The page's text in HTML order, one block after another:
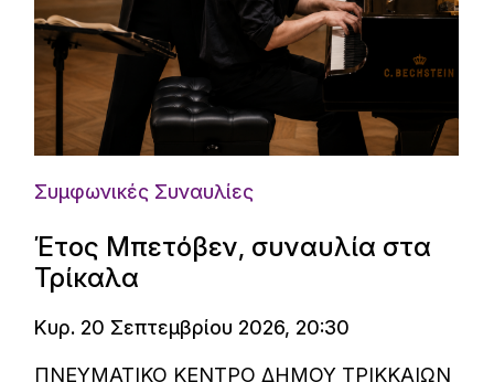
Συμφωνικές Συναυλίες
Έτος Μπετόβεν, συναυλία στα
Τρίκαλα
Κυρ. 20 Σεπτεμβρίου 2026, 20:30
ΠΝΕΥΜΑΤΙΚΟ ΚΕΝΤΡΟ ΔΗΜΟΥ ΤΡΙΚΚΑΙΩΝ